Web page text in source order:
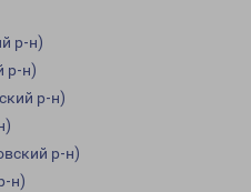
р-н)
р-н)
р-н)
р-н)
н)